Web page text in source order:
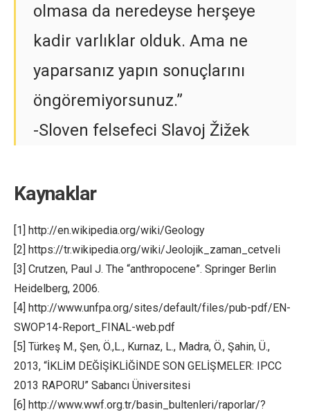
olmasa da neredeyse herşeye
kadir varlıklar olduk. Ama ne
yaparsanız yapın sonuçlarını
öngöremiyorsunuz.”
-Sloven felsefeci Slavoj Žižek
Kaynaklar
[1] http://en.wikipedia.org/wiki/Geology
[2] https://tr.wikipedia.org/wiki/Jeolojik_zaman_cetveli
[3] Crutzen, Paul J. The “anthropocene”. Springer Berlin
Heidelberg, 2006.
[4] http://www.unfpa.org/sites/default/files/pub-pdf/EN-
SWOP14-Report_FINAL-web.pdf
[5] Türkeş M., Şen, Ö.,L., Kurnaz, L., Madra, Ö., Şahin, Ü.,
2013, “İKLİM DEĞİŞİKLİĞİNDE SON GELİŞMELER: IPCC
2013 RAPORU” Sabancı Üniversitesi
[6] http://www.wwf.org.tr/basin_bultenleri/raporlar/?